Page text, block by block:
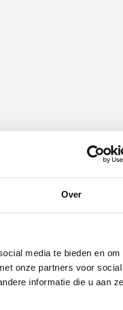
Over
media te bieden en om
onze partners voor social
informatie die u aan